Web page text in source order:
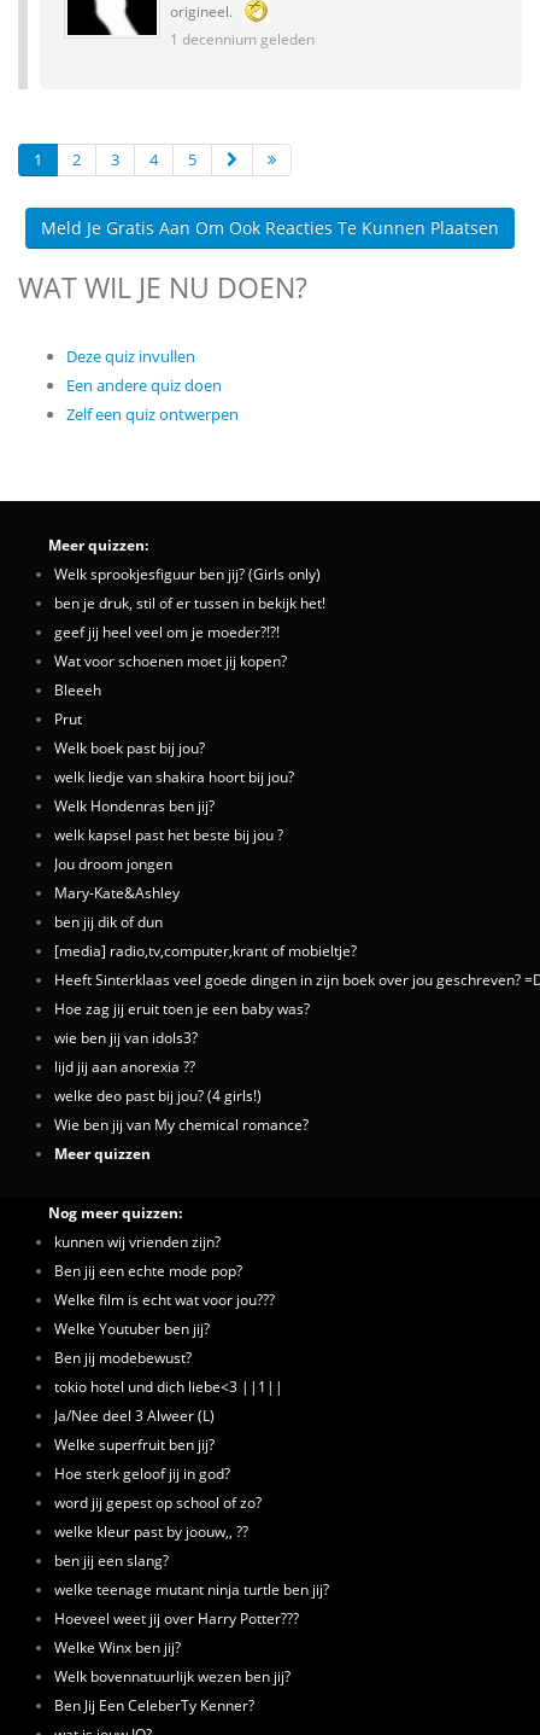
origineel.
1 decennium geleden
1 2 3 4 5
Meld Je Gratis Aan Om Ook Reacties Te Kunnen Plaatsen
WAT WIL JE NU DOEN?
Deze quiz invullen
Een andere quiz doen
Zelf een quiz ontwerpen
Meer quizzen:
Welk sprookjesfiguur ben jij? (Girls only)
ben je druk, stil of er tussen in bekijk het!
geef jij heel veel om je moeder?!?!
Wat voor schoenen moet jij kopen?
Bleeeh
Prut
Welk boek past bij jou?
welk liedje van shakira hoort bij jou?
Welk Hondenras ben jij?
welk kapsel past het beste bij jou ?
Jou droom jongen
Mary-Kate&Ashley
ben jij dik of dun
[media] radio,tv,computer,krant of mobieltje?
Heeft Sinterklaas veel goede dingen in zijn boek over jou geschreven?
Hoe zag jij eruit toen je een baby was?
wie ben jij van idols3?
lijd jij aan anorexia ??
welke deo past bij jou? (4 girls!)
Wie ben jij van My chemical romance?
Meer quizzen
Nog meer quizzen:
kunnen wij vrienden zijn?
Ben jij een echte mode pop?
Welke film is echt wat voor jou???
Welke Youtuber ben jij?
Ben jij modebewust?
tokio hotel und dich liebe<3 ||1||
Ja/Nee deel 3 Alweer (L)
Welke superfruit ben jij?
Hoe sterk geloof jij in god?
word jij gepest op school of zo?
welke kleur past by joouw,, ??
ben jij een slang?
welke teenage mutant ninja turtle ben jij?
Hoeveel weet jij over Harry Potter???
Welke Winx ben jij?
Welk bovennatuurlijk wezen ben jij?
Ben Jij Een CeleberTy Kenner?